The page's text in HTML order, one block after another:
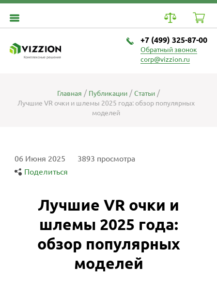
Комплексные решения
+7 (499) 325-87-00
Обратный звонок
corp@vizzion.ru
Главная Публикации
Статьи
Лучшие VR очки и шлемы 2025 года: обзор популярных
моделей
06 Июня 2025
3893 просмотра
Поделиться
Лучшие VR очки и
шлемы 2025 года:
обзор популярных
моделей